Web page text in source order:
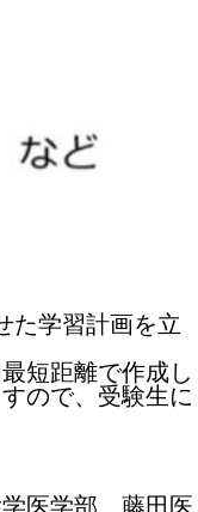
た学習計画を立
短距離で作成し
ので、受験生に
医学部 藤田医